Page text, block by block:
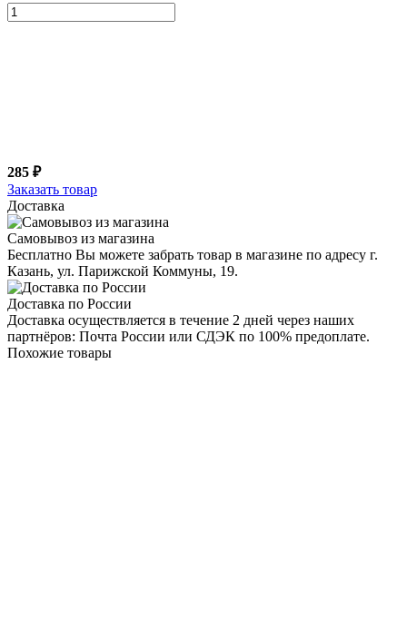
285 ₽
Заказать товар
Доставка
Самовывоз из магазина
Бесплатно Вы можете забрать товар в магазине по адресу г.
Казань, ул. Парижской Коммуны, 19.
Доставка по России
Доставка осуществляется в течение 2 дней через наших
партнёров: Почта России или СДЭК по 100% предоплате.
Похожие товары